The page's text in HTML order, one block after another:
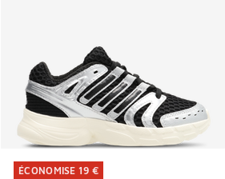
ÉCONOMISE 19 €
ÉCONOMISE 19 €